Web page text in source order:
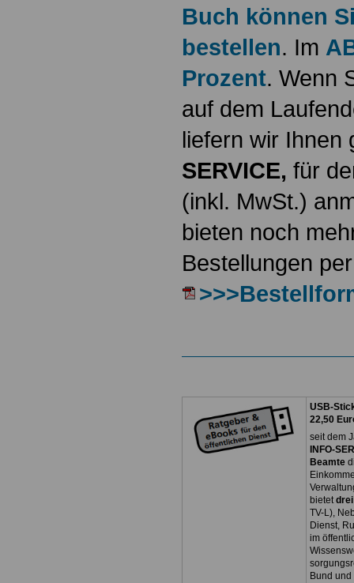
Buch können
bestellen. Im
Prozent. Wenn
auf dem
liefern wir
SERVICE, für
(inkl. MwSt.)
bieten noch
Bestellungen
USB-
22,50
seit dem
INFO-
Beamte
bietet
TV-L),
Dienst,
im
Bund